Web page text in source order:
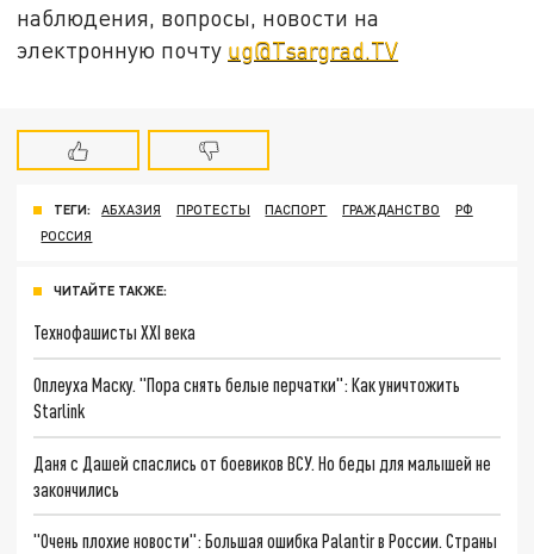
наблюдения, вопросы, новости на
электронную почту ug@Tsargrad.TV
ТЕГИ: АБХАЗИЯ ПРОТЕСТЫ ПАСПОРТ ГРАЖДАНСТВО
РФ
РОССИЯ
ЧИТАЙТЕ ТАКЖЕ:
Технофашисты XXI века
Оплеуха Маску. "Пора снять белые перчатки": Как уничтожить
Starlink
Даня с Дашей спаслись от боевиков ВСУ. Но беды для малышей не
закончились
"Очень плохие новости": Большая ошибка Palantir в России. Страны